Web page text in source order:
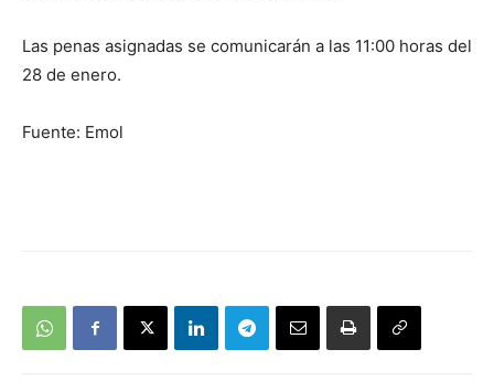
Las penas asignadas se comunicarán a las 11:00 horas del
28 de enero.
Fuente: Emol